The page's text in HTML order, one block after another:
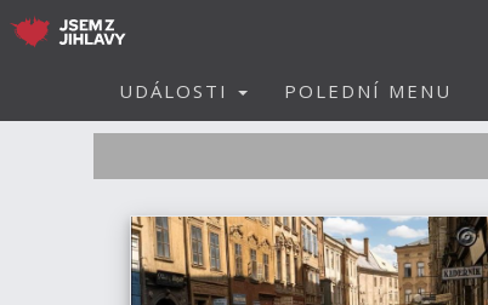
UDÁLOSTI POLEDNÍ MENU